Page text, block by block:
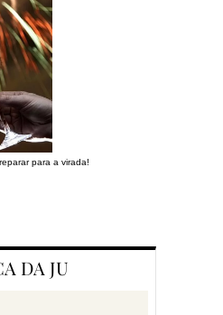
para a virada!
DA JU